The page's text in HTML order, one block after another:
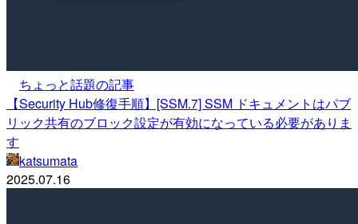
ちょっと話題の記事
【Security Hub修復手順】[SSM.7] SSM ドキュメントはパブ
リック共有のブロック設定が有効になっている必要がありま
す
katsumata
2025.07.16